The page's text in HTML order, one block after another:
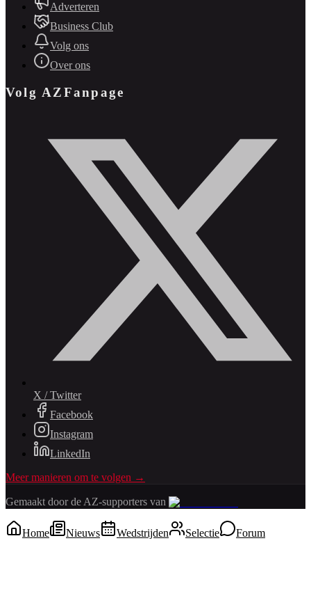
Adverteren
Business Club
Volg ons
Over ons
Volg AZFanpage
X / Twitter
Facebook
Instagram
LinkedIn
Meer manieren om te volgen →
Gemaakt door de AZ-supporters van
Home Nieuws Wedstrijden Selectie Forum